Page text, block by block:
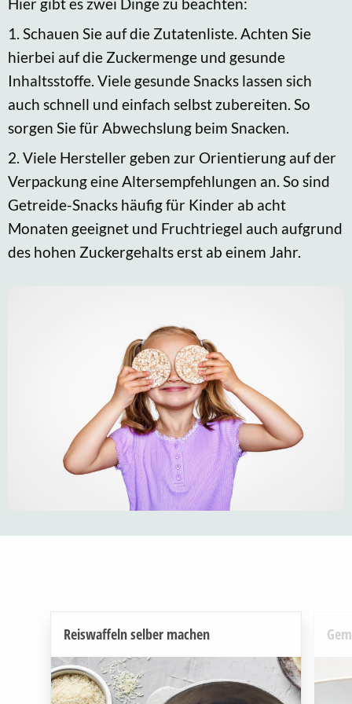
Hier gibt es zwei Dinge zu beachten:
1. Schauen Sie auf die Zutatenliste. Achten Sie
hierbei auf die Zuckermenge und gesunde
Inhaltsstoffe. Viele gesunde Snacks lassen sich
auch schnell und einfach selbst zubereiten. So
sorgen Sie für Abwechslung beim Snacken.
2. Viele Hersteller geben zur Orientierung auf der
Verpackung eine Altersempfehlungen an. So sind
Getreide-Snacks häufig für Kinder ab acht
Monaten geeignet und Fruchtriegel auch aufgrund
des hohen Zuckergehalts erst ab einem Jahr.
Reiswaffeln selber machen